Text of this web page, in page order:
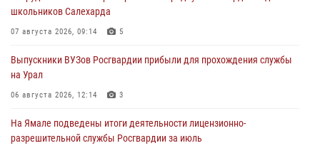
школьников Салехарда
07 августа 2026, 09:14 5
Выпускники ВУЗов Росгвардии прибыли для прохождения службы
на Урал
06 августа 2026, 12:14 3
На Ямале подведены итоги деятельности лицензионно-
разрешительной службы Росгвардии за июль